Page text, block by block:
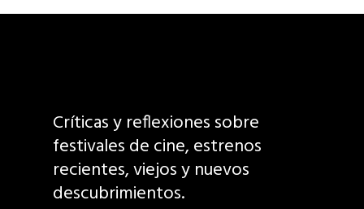
Críticas y reflexiones sobre
festivales de cine, estrenos
recientes, viejos y nuevos
descubrimientos.